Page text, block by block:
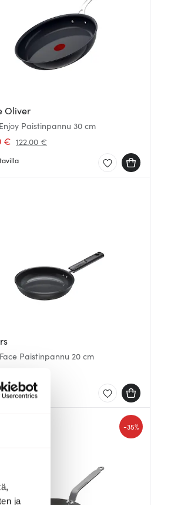
ja
Oliver
Paistinpannu 30 cm
€ 122.00 €
Paistinpannu 20 cm
-35%